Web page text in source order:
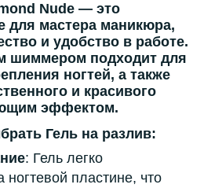
Nude — это
для мастера маникюра,
и удобство в работе.
шиммером подходит для
ногтей, а также
и красивого
эффектом.
Гель на разлив:
: Гель легко
ногтевой пластине, что